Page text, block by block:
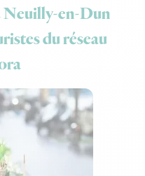
Neuilly-en-Dun
du réseau